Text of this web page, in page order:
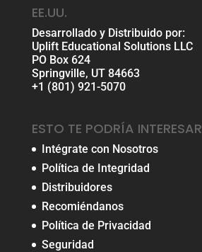
EE.UU.
Desarrollado y Distribuido por:
Uplift Educational Solutions LLC
PO Box 624
Springville, UT 84663
+1 (801) 921-5070
ESTO TE PODRÍA INTERESAR
Intégrate con Nosotros
Política de Integridad
Distribuidores
Recomiéndanos
Política de Privacidad
Seguridad